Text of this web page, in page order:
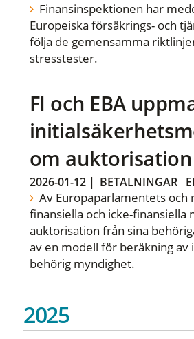
Finansinspektionen har
Europeiska försäkrings- och
följa de gemensamma
stresstester.
FI och EBA
om auktorisation
2026-01-12| BETALNINGAR
Av Europaparlamentets och
finansiella och icke-finansiella
auktorisation från sina
av en modell för beräkning av
behörig myndighet.
2025